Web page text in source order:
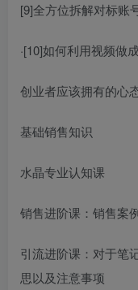
[9]全方位拆解对标账
·[10]如何利用视频做
创业者应该拥有的心
基础销售知识
水晶专业认知课
销售进阶课：销售案
引流进阶课：对于笔
思以及注意事项